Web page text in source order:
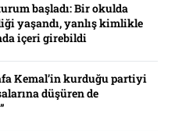
başladı: Bir okulda
yaşandı, yanlış kimlikle
içeri girebildi
Kemal’in kurduğu partiyi
düşüren de